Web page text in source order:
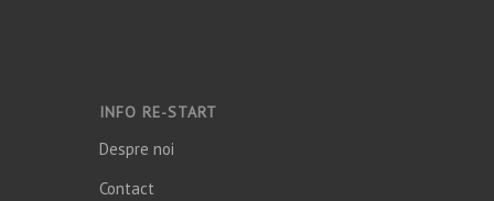
INFO RE-START
Despre noi
Contact